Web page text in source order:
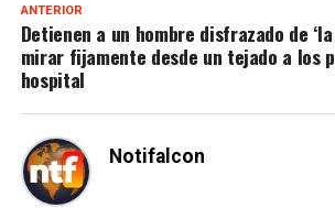
ANTERIOR
Detienen a un hombre disfrazado de
mirar fijamente desde un tejado a los
hospital
Notifalcon